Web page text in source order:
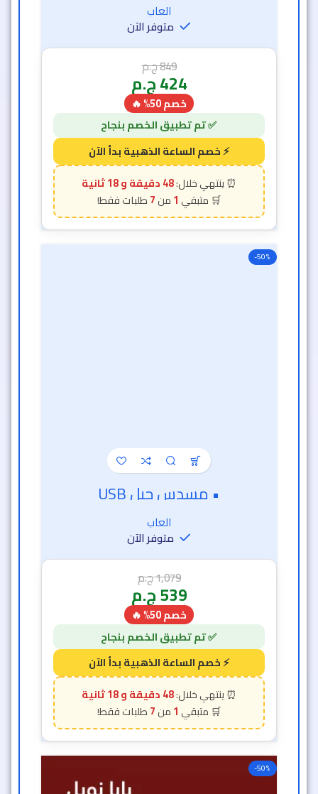
العاب
متوفر الآن
849ج.م
424ج.م
خصم 50% 🔥
48 دقيقة و 16 ثانية
1
7
-50%
• مسدس جيل USB
العاب
متوفر الآن
1,079ج.م
539ج.م
خصم 50% 🔥
48 دقيقة و 16 ثانية
1
7
-50%